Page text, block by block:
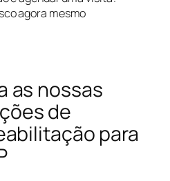
agora mesmo
as nossas
de
para